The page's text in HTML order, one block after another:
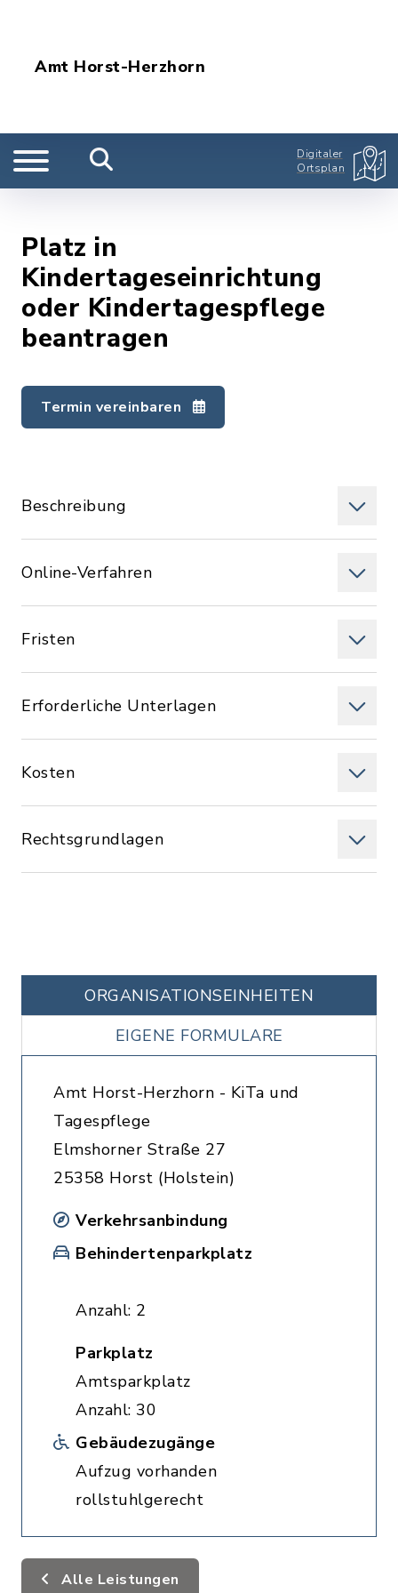
Amt Horst-Herzhorn
Digitaler
Ortsplan
Platz in
Kindertageseinrichtung
oder Kindertagespflege
beantragen
Termin vereinbaren
Beschreibung
Online-Verfahren
Fristen
Erforderliche Unterlagen
Kosten
Rechtsgrundlagen
ORGANISATIONS­EINHEITEN
EIGENE FORMULARE
Amt Horst-Herzhorn - KiTa und
Tagespflege
Elmshorner Straße 27
25358 Horst (Holstein)
Verkehrsanbindung
Behindertenparkplatz
Anzahl: 2
Parkplatz
Amtsparkplatz
Anzahl: 30
Gebäudezugänge
Aufzug vorhanden
rollstuhlgerecht
Alle Leistungen